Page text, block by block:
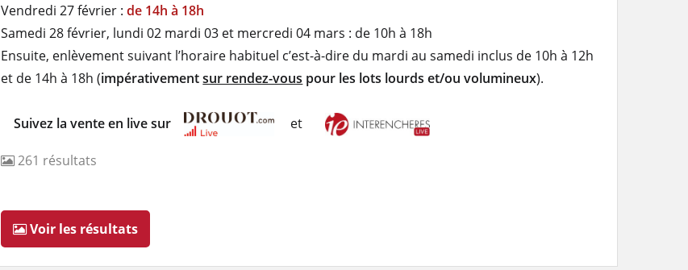
Vendredi 27 février :de 14h à 18h
Samedi 28 février, lundi 02 mardi 03 et mercredi 04 mars : de 10h à 18h
Ensuite, enlèvement suivant l’horaire habituel c’est-à-dire du mardi au samedi inclus de 10h à 12h
et de 14h à 18h (impérativementsur rendez-vous pour les lots lourds et/ou volumineux).
Suivez la vente en live sur et
261 résultats
Voir les résultats